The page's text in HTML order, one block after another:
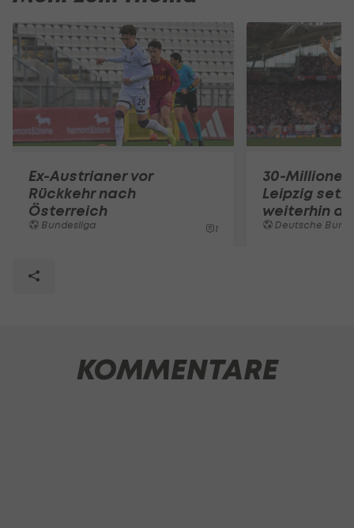
Ex-Austrianer vor
Rückkehr nach
Österreich
Bundesliga 1
30-
Leipzig
weiterhin
Deutsche
KOMMENTARE